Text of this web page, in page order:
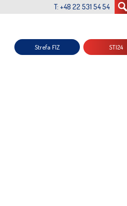
T: +48 22 531 54 54
Strefa FIZ STI24